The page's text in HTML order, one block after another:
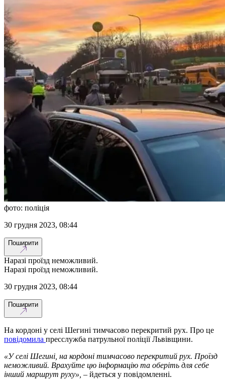
фото: поліція
30 грудня 2023, 08:44
Поширити
Наразі проїзд неможливий.
Наразі проїзд неможливий.
30 грудня 2023, 08:44
Поширити
На кордоні у селі Шегині тимчасово перекритий рух. Про це
повідомила пресслужба патрульної поліції Львівщини.
«У селі Шегині, на кордоні тимчасово перекритий рух. Проїзд
неможливий. Врахуйте цю інформацію та оберіть для себе
інший маршрут руху», – йдеться у повідомленні.